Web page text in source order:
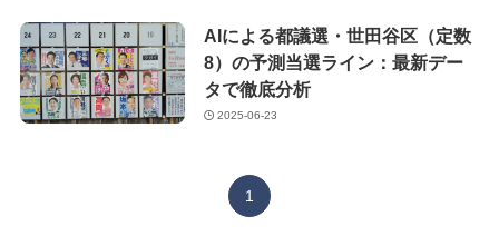
AIによる都議選・世田谷区（定数
8）の予測当選ライン：最新デー
タで徹底分析
2025-06-23
1